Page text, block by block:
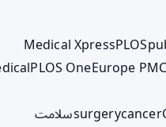
Medical XpressPLOS
PLOS OneEurope PMC
surgerycancer
سلامت